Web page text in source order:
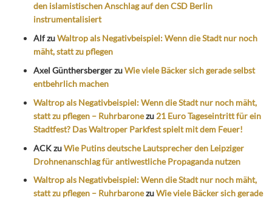
den islamistischen Anschlag auf den CSD Berlin
instrumentalisiert
AlfzuWaltrop als Negativbeispiel: Wenn die Stadt nur noch
mäht, statt zu pflegen
Axel GünthersbergerzuWie viele Bäcker sich gerade selbst
entbehrlich machen
Waltrop als Negativbeispiel: Wenn die Stadt nur noch mäht,
statt zu pflegen – Ruhrbaronezu 21 Euro Tageseintritt für ein
Stadtfest? Das Waltroper Parkfest spielt mit dem Feuer!
ACKzuWie Putins deutsche Lautsprecher den Leipziger
Drohnenanschlag für antiwestliche Propaganda nutzen
Waltrop als Negativbeispiel: Wenn die Stadt nur noch mäht,
statt zu pflegen – RuhrbaronezuWie viele Bäcker sich gerade